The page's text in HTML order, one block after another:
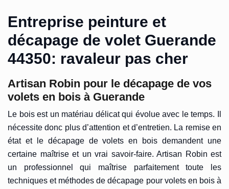
Entreprise peinture et
décapage de volet Guerande
44350: ravaleur pas cher
Artisan Robin pour le décapage de vos
volets en bois à Guerande
Le bois est un matériau délicat qui évolue avec le temps. Il
nécessite donc plus d’attention et d’entretien. La remise en
état et le décapage de volets en bois demandent une
certaine maîtrise et un vrai savoir-faire. Artisan Robin est
un professionnel qui maîtrise parfaitement toute les
techniques et méthodes de décapage pour volets en bois à